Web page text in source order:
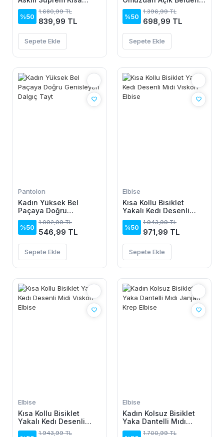
Elbise
%50
1.680,99 TL
839,99 TL
Sepete Ekle
Dantel Detaylı Janjan
Krep Bluz
%50
1.396,99 TL
698,99 TL
Sepete Ekle
Pantolon
Kadın Yüksek Bel
Paçaya Doğru
Genisleyen Dalgıç Tayt
%50
1.092,99 TL
546,99 TL
Sepete Ekle
Elbise
Kısa Kollu Bisiklet
Yakalı Kedı Desenli
Midi Vıskon Elbise
%50
1.943,99 TL
971,99 TL
Sepete Ekle
Elbise
Kısa Kollu Bisiklet
Yakalı Kedı Desenli
Midi Vıskon Elbise
1.943,99 TL
Elbise
Kadın Kolsuz Bisiklet
Yaka Dantelli Mıdı
Janjan Krep Elbise
1.700,99 TL